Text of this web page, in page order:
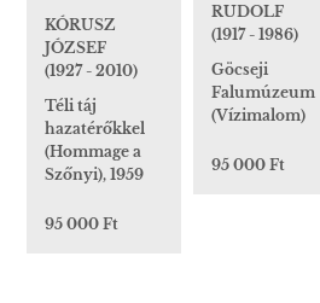
RUDOLF
(1917 - 1986)
Göcseji
Falumúzeum
(Vízimalom)
95 000 Ft
KÓRUSZ
JÓZSEF
(1927 - 2010)
Téli táj
hazatérőkkel
(Hommage a
Szőnyi), 1959
95 000 Ft